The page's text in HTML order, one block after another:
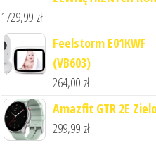
1729,99 zł
Feelstorm E01KWF
(VB603)
264,00 zł
Amazfit GTR 2E
299,99 zł